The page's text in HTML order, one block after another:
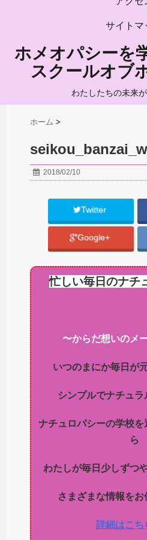
サイトマ
ホメオパシーを
スクールオブ
わたしたちの未来
ホーム >
2018/02/10
Twitter
Google+
忙しい毎日のナチ
〜からだ想いのメ
いつのまにか毎日が
シンプルでナチュ
ナチュロパシーの学校
ら
わたしが毎日少しずつ
さまざまな情報を
詳細はこち